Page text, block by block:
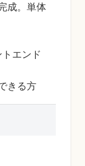
成。単体
エンド
きる方